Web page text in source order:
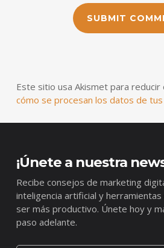
Este sitio usa Akismet para reducir
cómo se procesan los datos de
¡Únete a nuestra
Recibe consejos de marketing
inteligencia artificial y
ser más productivo. Únete hoy y
paso adelante.